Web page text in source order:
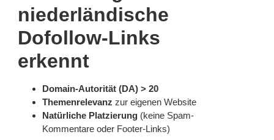
niederländische
Dofollow-Links
erkennt
Domain-Autorität (DA) > 20
Themenrelevanz zur eigenen Website
Natürliche Platzierung (keine Spam-
Kommentare oder Footer-Links)